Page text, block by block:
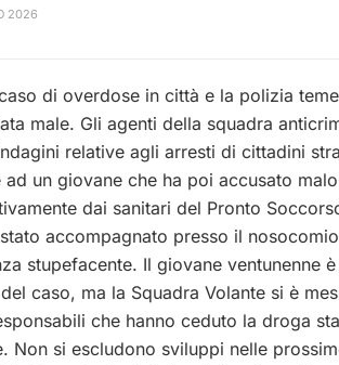
2026
di overdose in città e la polizia
male. Gli agenti della squadra
relative agli arresti di cittadini
ad un giovane che ha poi accusato
dai sanitari del Pronto
accompagnato presso il
stupefacente. Il giovane ventunenne
caso, ma la Squadra Volante si è
che hanno ceduto la droga
Non si escludono sviluppi nelle